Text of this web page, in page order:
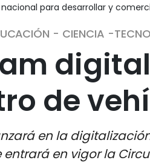
para desarrollar y
- CIENCIA -
de
en la
en vigor la